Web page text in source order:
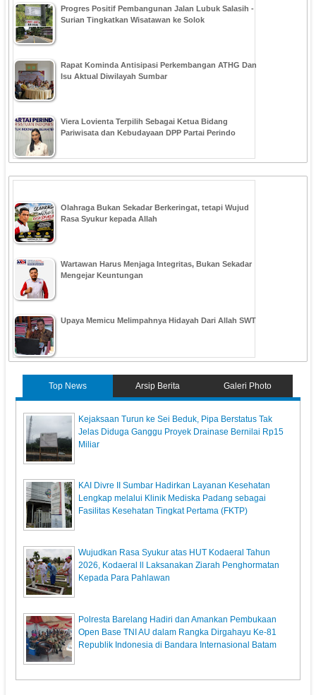
Progres Positif Pembangunan Jalan Lubuk Salasih -
Surian Tingkatkan Wisatawan ke Solok
Rapat Kominda Antisipasi Perkembangan ATHG Dan
Isu Aktual Diwilayah Sumbar
Viera Lovienta Terpilih Sebagai Ketua Bidang
Pariwisata dan Kebudayaan DPP Partai Perindo
Olahraga Bukan Sekadar Berkeringat, tetapi Wujud
Rasa Syukur kepada Allah
Wartawan Harus Menjaga Integritas, Bukan Sekadar
Mengejar Keuntungan
Upaya Memicu Melimpahnya Hidayah Dari Allah SWT
Top News Arsip Berita Galeri Photo
Kejaksaan Turun ke Sei Beduk, Pipa Berstatus Tak
Jelas Diduga Ganggu Proyek Drainase Bernilai Rp15
Miliar
KAI Divre II Sumbar Hadirkan Layanan Kesehatan
Lengkap melalui Klinik Mediska Padang sebagai
Fasilitas Kesehatan Tingkat Pertama (FKTP)
Wujudkan Rasa Syukur atas HUT Kodaeral Tahun
2026, Kodaeral ll Laksanakan Ziarah Penghormatan
Kepada Para Pahlawan
Polresta Barelang Hadiri dan Amankan Pembukaan
Open Base TNI AU dalam Rangka Dirgahayu Ke-81
Republik Indonesia di Bandara Internasional Batam